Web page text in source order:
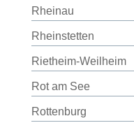
Rheinau
Rheinstetten
Rietheim-Weilheim
Rot am See
Rottenburg